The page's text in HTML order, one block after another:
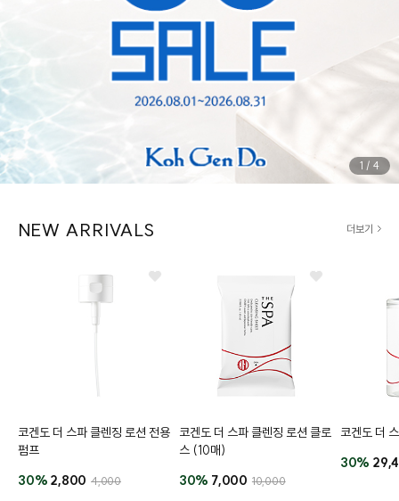
1 / 4
NEW ARRIVALS 더보기
코겐도 더 스파 클렌징 로션 전용
펌프
30% 2,800 4,000
코겐도 더 스파 클렌징 로션 클로
스 (10매)
30% 7,000 10,000
코겐도 더
30%